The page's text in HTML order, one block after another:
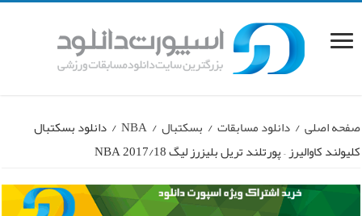
صفحه اصلی / دانلود مسابقات / بسکتبال /
NBA
/ دانلود بسکتبال
کلیولند کاوالیرز – پورتلند تریل بلیزرز لیگ NBA 2017/18